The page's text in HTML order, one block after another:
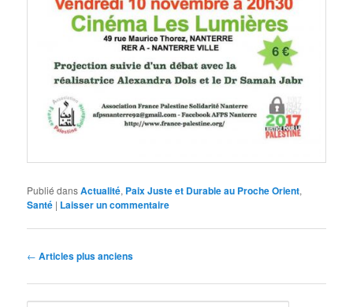
Publié dansActualité, Paix Juste et Durable au Proche Orient,
Santé | Laisser un commentaire
Navigation
articles
← Articles plus anciens